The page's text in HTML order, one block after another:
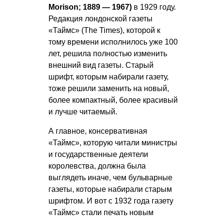
Morison; 1889 — 1967) в 1929 году.
Редакция лондонской газеты
«Таймс» (The Times), которой к
тому времени исполнилось уже 100
лет, решила полностью изменить
внешний вид газеты. Старый
шрифт, которым набирали газету,
тоже решили заменить на новый,
более компактный, более красивый
и лучше читаемый.
А главное, консервативная
«Таймс», которую читали министры
и государственные деятели
королевства, должна была
выглядеть иначе, чем бульварные
газеты, которые набирали старым
шрифтом. И вот с 1932 года газету
«Таймс» стали печать новым